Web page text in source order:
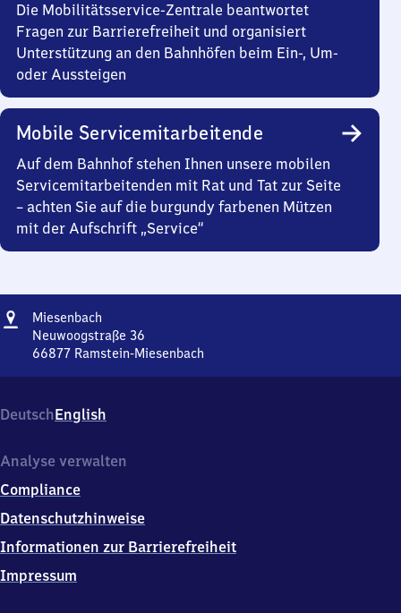
Die Mobilitätsservice-Zentrale beantwortet
Fragen zur Barrierefreiheit und organisiert
Unterstützung an den Bahnhöfen beim Ein-, Um-
oder Aussteigen
Mobile Servicemitarbeitende
Auf dem Bahnhof stehen Ihnen unsere mobilen
Servicemitarbeitenden mit Rat und Tat zur Seite
– achten Sie auf die burgundy farbenen Mützen
mit der Aufschrift „Service“
Adresse
Miesenbach
Neuwoogstraße 36
66877 Ramstein-Miesenbach
36,
6
8
7
Ramstein-
DeutschEnglish
Analyse verwalten
Compliance
Datenschutzhinweise
Informationen zur Barrierefreiheit
Impressum